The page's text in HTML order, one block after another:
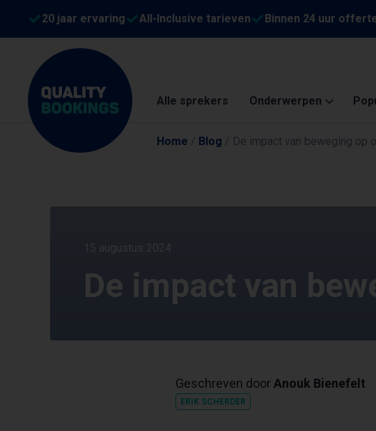
20 jaar ervaring All-Inclusive tarieven Binnen 24 uur
Alle sprekers Onderwerpen
Home / Blog / De impact van beweging op
15 augustus 2024
De impact van
Geschreven door Anouk Bienefelt
ERIK SCHERDER